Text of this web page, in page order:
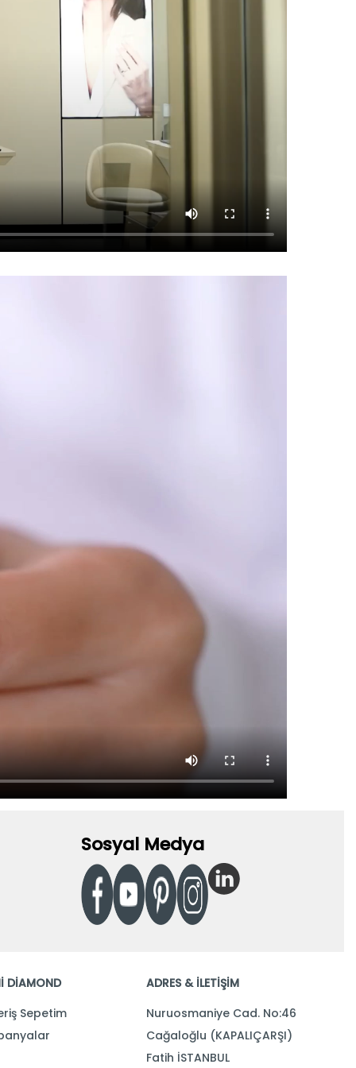
Sosyal Medya
DİAMOND
Sepetim
ADRES & İLETİŞİM
Nuruosmaniye Cad. No:46
Cağaloğlu (KAPALIÇARŞI)
Fatih İSTANBUL